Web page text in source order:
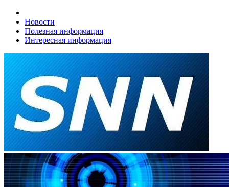
Новости
Полезная информация
Интересная информация